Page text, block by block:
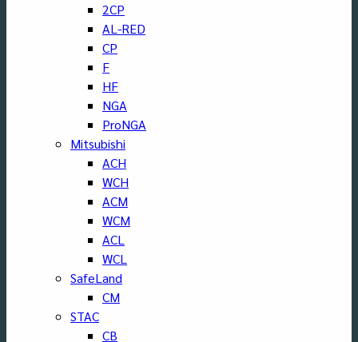
2CP
AL-RED
CP
F
HF
NGA
ProNGA
Mitsubishi
ACH
WCH
ACM
WCM
ACL
WCL
SafeLand
CM
STAC
CB